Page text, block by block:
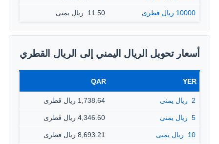
10000 ريال قطرى 11.50 ‏ ريال يمنى
أسعار تحويل الريال اليمني إلى الريال القطري
YER
QAR
2 ‏ ريال يمنى 1,738.64 ريال قطرى
5 ‏ ريال يمنى 4,346.60 ريال قطرى
10 ‏ ريال يمنى 8,693.21 ريال قطرى